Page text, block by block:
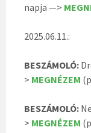
napja —>
2025.06.11.:
BESZÁMOLÓ:
> MEGNÉZEM
BESZÁMOLÓ:
> MEGNÉZEM